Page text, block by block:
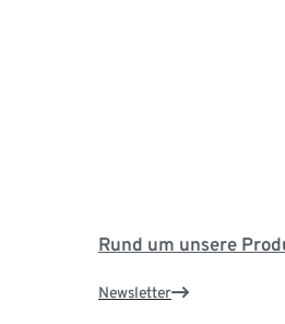
Rund um unsere
Newsletter